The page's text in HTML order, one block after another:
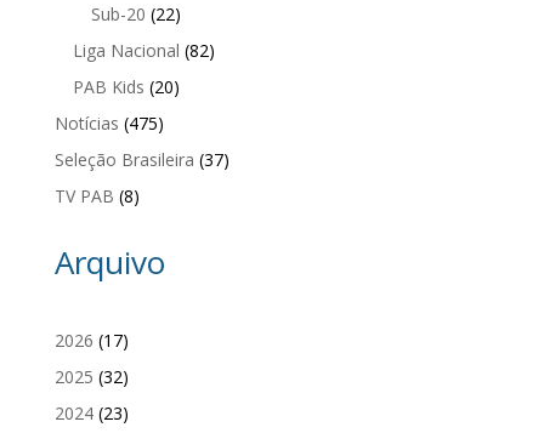
Sub-20 (22)
Liga Nacional (82)
PAB Kids (20)
Notícias (475)
Seleção Brasileira (37)
TV PAB (8)
Arquivo
2026 (17)
2025 (32)
2024(23)